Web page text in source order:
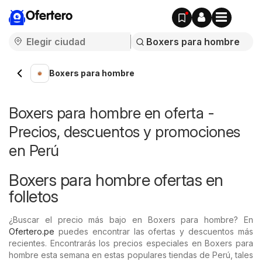
Ofertero
Boxers para hombre
Boxers para hombre en oferta -
Precios, descuentos y promociones
en Perú
Boxers para hombre ofertas en
folletos
¿Buscar el precio más bajo en Boxers para hombre? En
Ofertero.pe puedes encontrar las ofertas y descuentos más
recientes. Encontrarás los precios especiales en Boxers para
hombre esta semana en estas populares tiendas de Perú, tales